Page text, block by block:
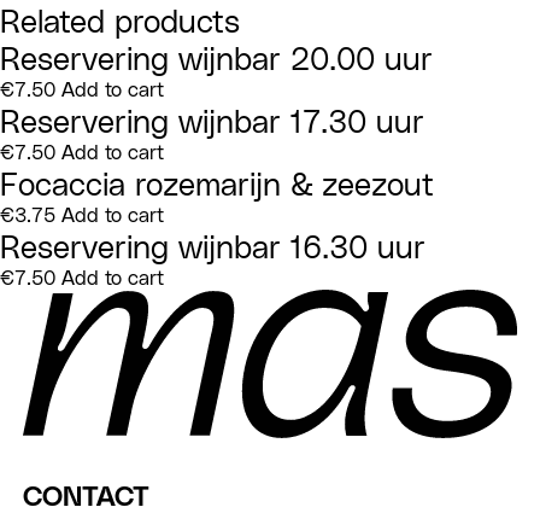
Related products
Reservering wijnbar 20.00 uur
€7.50 Add to cart
Reservering wijnbar 17.30 uur
€7.50 Add to cart
Focaccia rozemarijn & zeezout
€3.75 Add to cart
Reservering wijnbar 16.30 uur
€7.50 Add to cart
CONTACT